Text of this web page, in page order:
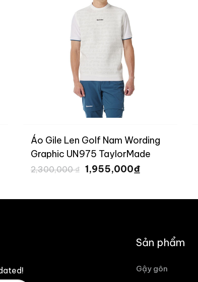
₫.
Áo Gile Len Golf Nam Wording
Graphic UN975 TaylorMade
2,300,000₫ Giá
gốc
1,955,000₫
1,955,000 ₫.
Sản phẩm
Gậy gôn